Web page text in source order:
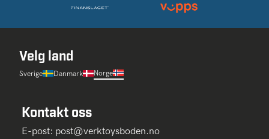
Velg land
Sverige Danmark Norge
Kontakt oss
E-post: post@verktoysboden.no